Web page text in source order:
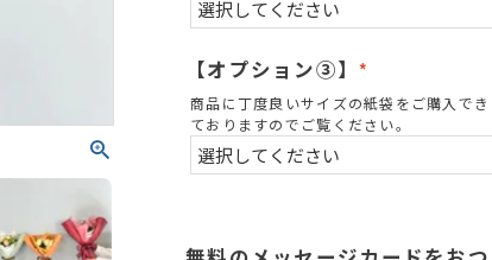
【オプション③】
(
必
)
商品に丁度良いサイズの紙袋をご購入で
ておりますのでご覧ください。